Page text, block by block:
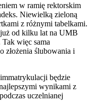
w ramię rektorskim
Niewielką zieloną
z różnymi tabelkami.
już od kilku lat na UMB
więc sama
złożenia ślubowania i
będzie
wynikami z
uczelnianej